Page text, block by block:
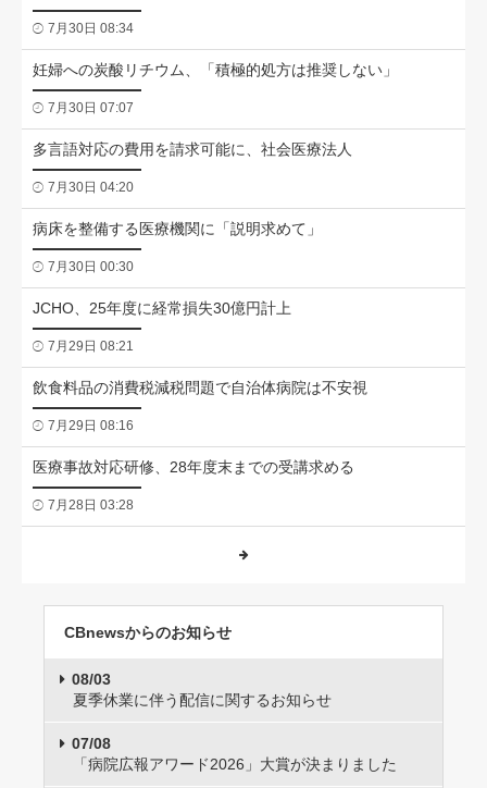
7月30日 08:34
妊婦への炭酸リチウム、「積極的処方は推奨しない」
7月30日 07:07
多言語対応の費用を請求可能に、社会医療法人
7月30日 04:20
病床を整備する医療機関に「説明求めて」
7月30日 00:30
JCHO、25年度に経常損失30億円計上
7月29日 08:21
飲食料品の消費税減税問題で自治体病院は不安視
7月29日 08:16
医療事故対応研修、28年度末までの受講求める
7月28日 03:28
CBnewsからのお知らせ
08/03
夏季休業に伴う配信に関するお知らせ
07/08
「病院広報アワード2026」大賞が決まりました